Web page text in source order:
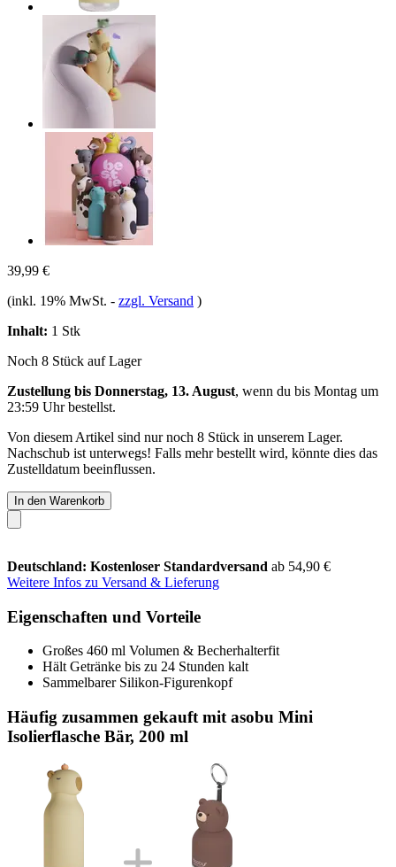
39,99 €
(inkl. 19% MwSt. - zzgl. Versand )
Inhalt: 1 Stk
Noch 8 Stück auf Lager
Zustellung bis Donnerstag, 13. August, wenn du bis Montag um
23:59 Uhrbestellst.
Von diesem Artikel sind nur noch 8 Stück in unserem Lager.
Nachschub ist unterwegs! Falls mehr bestellt wird, könnte dies das
Zustelldatum beeinflussen.
In den Warenkorb
Deutschland: Kostenloser Standardversand ab 54,90 €
Weitere Infos zu Versand & Lieferung
Eigenschaften und Vorteile
Großes 460 ml Volumen & Becherhalterfit
Hält Getränke bis zu 24 Stunden kalt
Sammelbarer Silikon-Figurenkopf
Häufig zusammen gekauft mit asobu Mini
Isolierflasche Bär, 200 ml